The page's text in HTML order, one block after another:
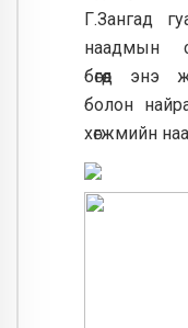
Г.Зангад
наадмын
бөгөөд энэ
болон
хөгжмийн